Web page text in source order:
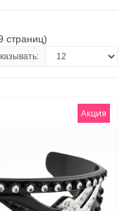
страниц)
Акция